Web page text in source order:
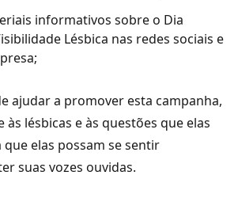
informativos sobre o Dia
Lésbica nas redes sociais e
ajudar a promover esta campanha,
lésbicas e às questões que elas
elas possam se sentir
suas vozes ouvidas.